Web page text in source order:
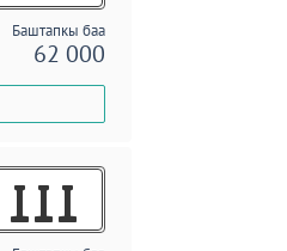
Баштапкы баа
62 000
III